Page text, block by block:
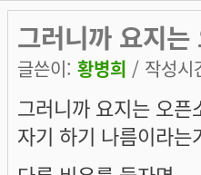
그러니까 요지
글쓴이: 황병희 / 작성
그러니까 요지는 오
자기 하기 나름이라